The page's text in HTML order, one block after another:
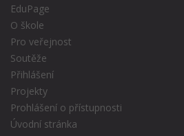
EduPage
O škole
Pro veřejnost
Soutěže
Přihlášení
Projekty
Prohlášení o přístupnosti
Úvodní stránka